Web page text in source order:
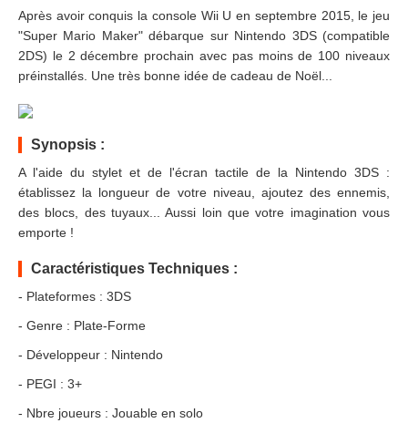
ESPACE
MEMBRE
Après avoir conquis la console Wii U en septembre 2015, le jeu
"Super Mario Maker" débarque sur Nintendo 3DS (compatible
2DS) le 2 décembre prochain avec pas moins de 100 niveaux
préinstallés. Une très bonne idée de cadeau de Noël...
Synopsis :
A l'aide du stylet et de l'écran tactile de la Nintendo 3DS :
établissez la longueur de votre niveau, ajoutez des ennemis,
des blocs, des tuyaux... Aussi loin que votre imagination vous
emporte !
Caractéristiques Techniques :
- Plateformes : 3DS
- Genre : Plate-Forme
- Développeur : Nintendo
- PEGI : 3+
- Nbre joueurs : Jouable en solo